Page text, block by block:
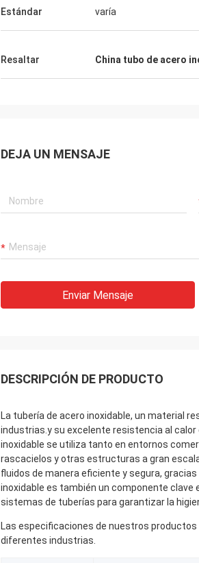
Estándar varía
Resaltar China tubo de acero
DEJA UN MENSAJE
Enviar Mensaje
DESCRIPCIÓN DE PRODUCTO
La tubería de acero inoxidable, un material
industrias.y su excelente resistencia al
inoxidable se utiliza tanto en entornos
rascacielos y otras estructuras a gran
fluidos de manera eficiente y segura,
inoxidable es también un componente clave
sistemas de tuberías para garantizar la
Las especificaciones de nuestros
diferentes industrias.